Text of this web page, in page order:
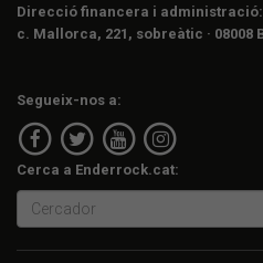
Direcció financera i administració:
c. Mallorca, 221, sobreàtic · 08008
Segueix-nos a:
Cerca a Enderrock.cat: